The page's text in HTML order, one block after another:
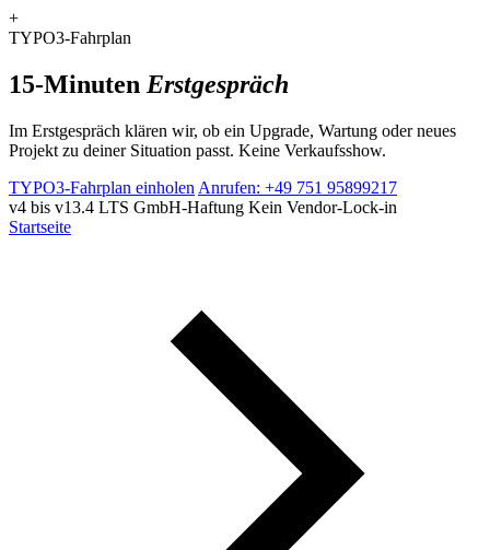
+
TYPO3-Fahrplan
15-Minuten Erstgespräch
Im Erstgespräch klären wir, ob ein Upgrade, Wartung oder neues
Projekt zu deiner Situation passt. Keine Verkaufsshow.
TYPO3-Fahrplan einholen Anrufen: +49 751 95899217
v4 bis v13.4 LTS GmbH-Haftung Kein Vendor-Lock-in
Startseite